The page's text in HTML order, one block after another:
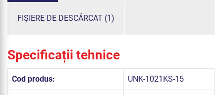
FIȘIERE DE DESCĂRCAT (1)
Specificații tehnice
Cod produs: UNK-1021KS-15